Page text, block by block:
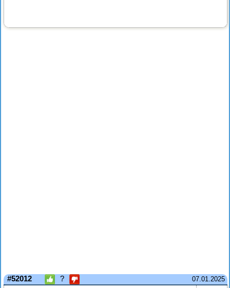
07.01.2025
#52012 ?